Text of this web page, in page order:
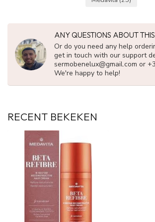
ANY QUESTIONS ABOUT
Or do you need any help
get in touch with our support
sermobenelux@gmail.com or
We're happy to help!
RECENT BEKEKEN